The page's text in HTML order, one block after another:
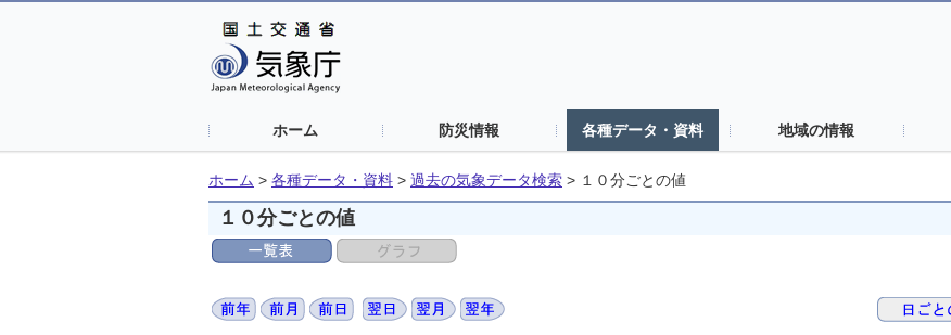
ホーム 防災情報 各種データ・資料 地域の情報
ホーム > 各種データ・資料 > 過去の気象データ検索 > １０分ごとの値
１０分ごとの値